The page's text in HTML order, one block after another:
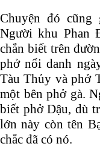
Chuyện đó cũng
Người khu Phan
chắn biết trên
phở nổi danh
Tàu Thủy và phở
một bên phở gà.
biết phở Dậu, dù
lớn này còn tên
chắc đã có nó.